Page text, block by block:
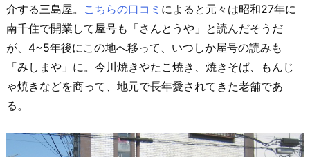
介する三島屋。 こちらの口コミ によると元々は昭和27年に
南千住で開業して屋号も 「さんとうや」と読んだそうだ
が、4~5年後にこの地へ移って、いつしか屋号の読みも
「みしまや」に。今川焼きやたこ焼き、焼きそば、もんじ
ゃ焼きなどを商って、地元で長年愛されてきた老舗であ
る。